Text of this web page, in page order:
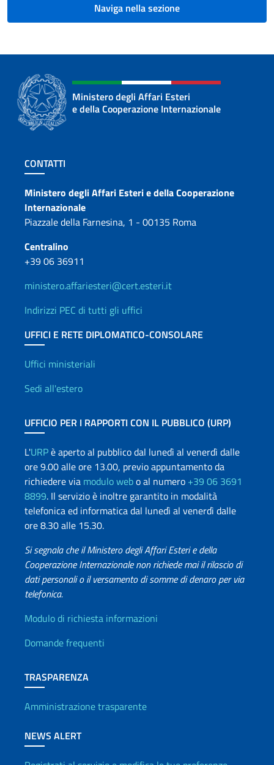
Naviga nella sezione
Ministero degli Affari Esteri
e della Cooperazione Internazionale
Sezione footer
CONTATTI
Contatti
Ministero degli Affari Esteri e della Cooperazione
Internazionale
Piazzale della Farnesina, 1 - 00135 Roma
Centralino
+39 06 36911
ministero.affariesteri@cert.esteri.it
Indirizzi PEC di tutti gli uffici
UFFICI E RETE DIPLOMATICO-CONSOLARE
Uffici e Rete diplomatica
Uffici ministeriali
Sedi all'estero
UFFICIO PER I RAPPORTI CON IL PUBBLICO (URP)
L'URPè aperto al pubblico dal lunedì al venerdì dalle
ore 9.00 alle ore 13.00, previo appuntamento da
richiedere via modulo webo al numero +39 06 3691
8899. Il servizio è inoltre garantito in modalità
telefonica ed informatica dal lunedì al venerdì dalle
ore 8.30 alle 15.30.
Si segnala che il Ministero degli Affari Esteri e della
Cooperazione Internazionale non richiede mai il rilascio di
dati personali o il versamento di somme di denaro per via
telefonica.
Info utili
Modulo di richiesta informazioni
Domande frequenti
TRASPARENZA
Amministrazione trasparente
NEWS ALERT